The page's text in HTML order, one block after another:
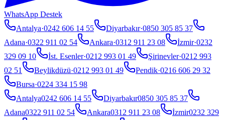
WhatsApp Destek
Antalya·0242 606 14 55 Diyarbakır·0850 305 85 37
Adana·0322 911 02 54 Ankara·0312 911 23 08 İzmir·0232
329 09 10
İst. Esenler·0212 993 01 49 Şirinevler·0212 993
02 51
Beylikdüzü·0212 993 01 49 Pendik·0216 606 29 32
Bursa·0224 334 15 98
Antalya0242 606 14 55 Diyarbakır0850 305 85 37
Adana0322 911 02 54 Ankara0312 911 23 08 İzmir0232 329